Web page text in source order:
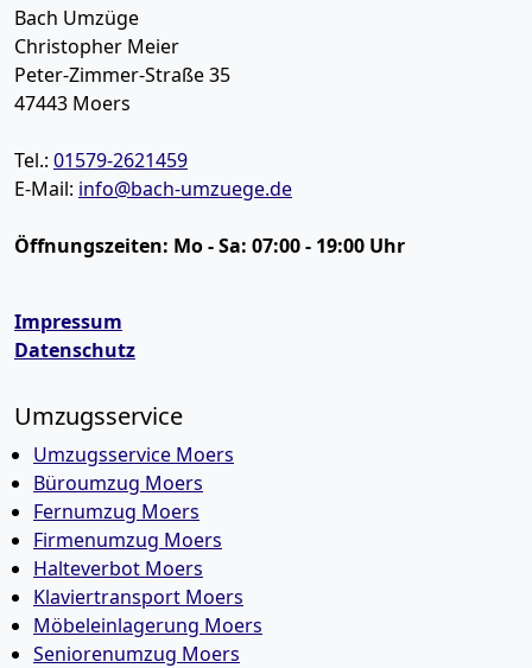
Bach Umzüge
Christopher Meier
Peter-Zimmer-Straße 35
47443 Moers
Tel.: 01579-2621459
E-Mail: info@bach-umzuege.de
Öffnungszeiten: Mo - Sa: 07:00 - 19:00 Uhr
Impressum
Datenschutz
Umzugsservice
Umzugsservice Moers
Büroumzug Moers
Fernumzug Moers
Firmenumzug Moers
Halteverbot Moers
Klaviertransport Moers
Möbeleinlagerung Moers
Seniorenumzug Moers